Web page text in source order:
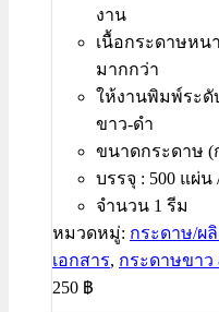
งาน
เนื้อกระดาษหน
มากกว่า
ให้งานพิมพ์ระ
ขาว-ดำ
ขนาดกระดาษ (
บรรจุ : 500 แผ่น
จำนวน 1 รีม
หมวดหมู่: กระดาษ/ผ
เอกสาร, กระดาษขาว
250 ฿